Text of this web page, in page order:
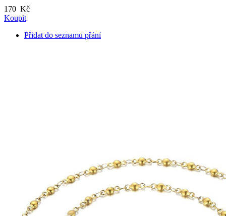
170 Kč
Koupit
Přidat do seznamu přání